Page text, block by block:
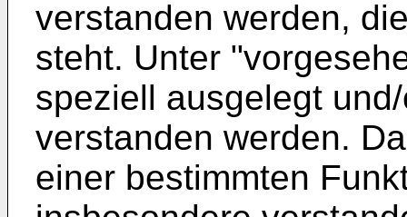
verstanden werden,
steht. Unter
speziell ausgelegt
verstanden werden.
einer bestimmten